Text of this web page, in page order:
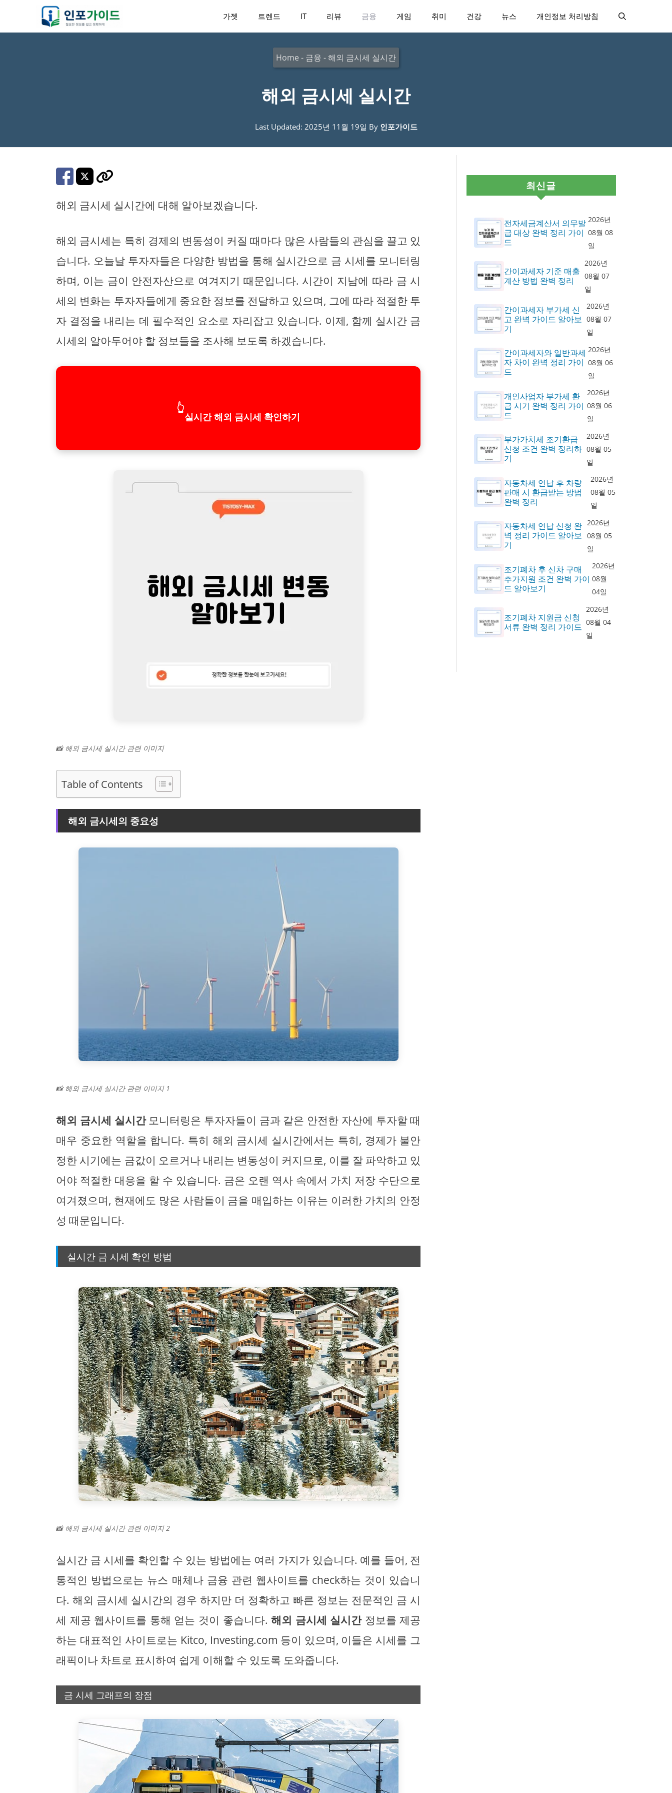
가젯 트렌드 IT 리뷰 금융 게임 취미 건강 뉴스 개인정보 처리방침
Home - 금융 -해외 금시세 실시간
해외 금시세 실시간
Last Updated: 2025년 11월 19일 By 인포가이드
해외 금시세 실시간에 대해 알아보겠습니다.
해외 금시세는 특히 경제의 변동성이 커질 때마다 많은 사람들의 관심을 끌고 있
습니다. 오늘날 투자자들은 다양한 방법을 통해 실시간으로 금 시세를 모니터링
하며, 이는 금이 안전자산으로 여겨지기 때문입니다. 시간이 지남에 따라 금 시
세의 변화는 투자자들에게 중요한 정보를 전달하고 있으며, 그에 따라 적절한 투
자 결정을 내리는 데 필수적인 요소로 자리잡고 있습니다. 이제, 함께 실시간 금
시세의 알아두어야 할 정보들을 조사해 보도록 하겠습니다.
👆
실시간 해외 금시세 확인하기
📸 해외 금시세 실시간 관련 이미지
Table of Contents
해외 금시세의 중요성
📸 해외 금시세 실시간 관련 이미지 1
해외 금시세 실시간모니터링은 투자자들이 금과 같은 안전한 자산에 투자할 때
매우 중요한 역할을 합니다. 특히 해외 금시세 실시간에서는 특히, 경제가 불안
정한 시기에는 금값이 오르거나 내리는 변동성이 커지므로, 이를 잘 파악하고 있
어야 적절한 대응을 할 수 있습니다. 금은 오랜 역사 속에서 가치 저장 수단으로
여겨졌으며, 현재에도 많은 사람들이 금을 매입하는 이유는 이러한 가치의 안정
성 때문입니다.
실시간 금 시세 확인 방법
📸 해외 금시세 실시간 관련 이미지 2
실시간 금 시세를 확인할 수 있는 방법에는 여러 가지가 있습니다. 예를 들어, 전
통적인 방법으로는 뉴스 매체나 금융 관련 웹사이트를 check하는 것이 있습니
다. 해외 금시세 실시간의 경우 하지만 더 정확하고 빠른 정보는 전문적인 금 시
세 제공 웹사이트를 통해 얻는 것이 좋습니다.해외 금시세 실시간정보를 제공
하는 대표적인 사이트로는 Kitco, Investing.com 등이 있으며, 이들은 시세를 그
래픽이나 차트로 표시하여 쉽게 이해할 수 있도록 도와줍니다.
금 시세 그래프의 장점
최신글
전자세금계산서 의무발
급 대상 완벽 정리 가이
드
2026년
08월 08
일
간이과세자 기준 매출
계산 방법 완벽 정리
2026년
08월 07
일
간이과세자 부가세 신
고 완벽 가이드 알아보
기
2026년
08월 07
일
간이과세자와 일반과세
자 차이 완벽 정리 가이
드
2026년
08월 06
일
개인사업자 부가세 환
급 시기 완벽 정리 가이
드
2026년
08월 06
일
부가가치세 조기환급
신청 조건 완벽 정리하
기
2026년
08월 05
일
자동차세 연납 후 차량
판매 시 환급받는 방법
완벽 정리
2026년
08월 05
일
자동차세 연납 신청 완
벽 정리 가이드 알아보
기
2026년
08월 05
일
조기폐차 후 신차 구매
추가지원 조건 완벽 가이
드 알아보기
2026년
08월
04일
조기폐차 지원금 신청
서류 완벽 정리 가이드
2026년
08월 04
일